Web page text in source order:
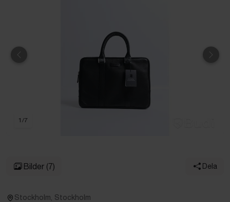
Föregående
1 /7
Bilder (7) Dela
Stockholm, Stockholm